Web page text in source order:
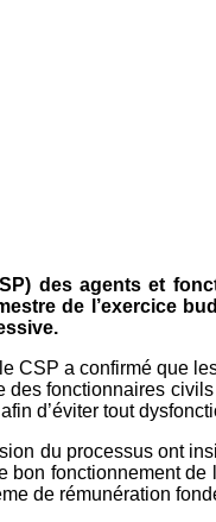
des agents et
de l’exercice
CSP a confirmé que
fonctionnaires
d’éviter tout
du processus ont
bon fonctionnement
de rémunération